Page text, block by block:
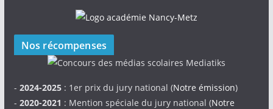
Nos récompenses
- 2024-2025: 1er prix du jury national (Notre émission)
- 2020-2021 : Mention spéciale du jury national (Notre